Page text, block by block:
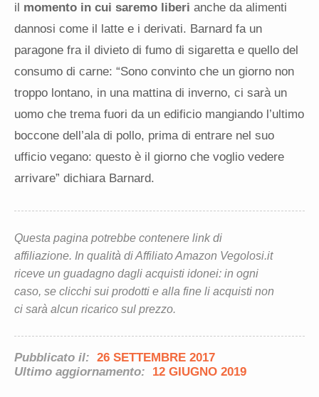
il momento in cui saremo liberi anche da alimenti
dannosi come il latte e i derivati. Barnard fa un
paragone fra il divieto di fumo di sigaretta e quello del
consumo di carne: “Sono convinto che un giorno non
troppo lontano, in una mattina di inverno, ci sarà un
uomo che trema fuori da un edificio mangiando l’ultimo
boccone dell’ala di pollo, prima di entrare nel suo
ufficio vegano: questo è il giorno che voglio vedere
arrivare” dichiara Barnard.
Questa pagina potrebbe contenere link di
affiliazione. In qualità di Affiliato Amazon Vegolosi.it
riceve un guadagno dagli acquisti idonei: in ogni
caso, se clicchi sui prodotti e alla fine li acquisti non
ci sarà alcun ricarico sul prezzo.
Pubblicato il: 26 SETTEMBRE 2017
Ultimo aggiornamento:
12 GIUGNO 2019